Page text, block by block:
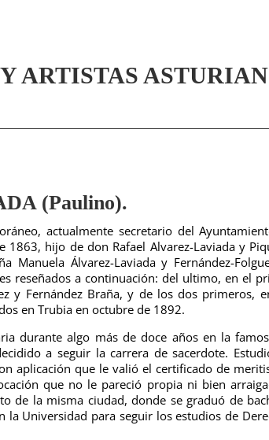
ARTISTAS
(Paulino).
actualmente secretario del
1863, hijo de don Rafael Alvarez-Laviada y
Manuela Álvarez-Laviada y Fernández-
reseñados a continuación: del ultimo, en el
y Fernández Braña, y de los dos primeros,
en Trubia en octubre de 1892.
durante algo más de doce años en la
a seguir la carrera de sacerdote.
aplicación que le valió el certificado de
que no le pareció propia ni bien
de la misma ciudad, donde se graduó de
la Universidad para seguir los estudios de